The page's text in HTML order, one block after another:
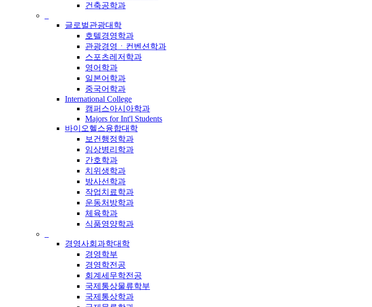
건축공학과
글로벌관광대학
호텔경영학과
관광경영ㆍ컨벤션학과
스포츠레저학과
영어학과
일본어학과
중국어학과
International College
캠퍼스아시아학과
Majors for Int'l Students
바이오헬스융합대학
보건행정학과
임상병리학과
간호학과
치위생학과
방사선학과
작업치료학과
운동처방학과
체육학과
식품영양학과
경영사회과학대학
경영학부
경영학전공
회계세무학전공
국제통상물류학부
국제통상학과